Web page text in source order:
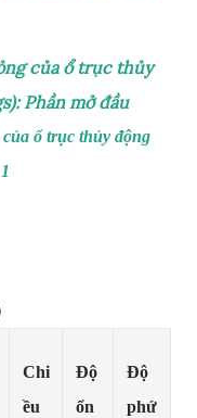
của ổ trục thủy
Phần mở đầu
ổ trục thủy động
Chi
ều
Độ
ổn
Độ
phứ